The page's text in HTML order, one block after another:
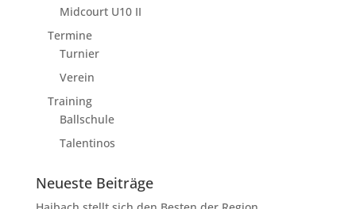
Midcourt U10 II
Termine
Turnier
Verein
Training
Ballschule
Talentinos
Neueste Beiträge